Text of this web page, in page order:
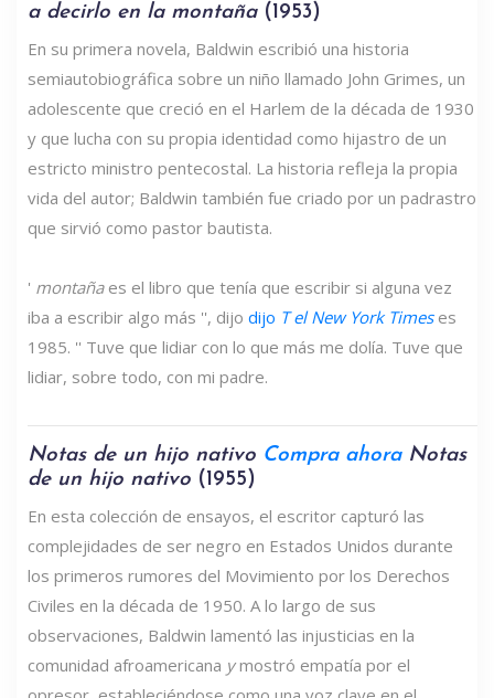
a decirlo en la montaña(1953)
En su primera novela, Baldwin escribió una historia
semiautobiográfica sobre un niño llamado John Grimes, un
adolescente que creció en el Harlem de la década de 1930
y que lucha con su propia identidad como hijastro de un
estricto ministro pentecostal. La historia refleja la propia
vida del autor; Baldwin también fue criado por un padrastro
que sirvió como pastor bautista.
' montañaes el libro que tenía que escribir si alguna vez
iba a escribir algo más '', dijo dijo T el New York Times es
1985. '' Tuve que lidiar con lo que más me dolía. Tuve que
lidiar, sobre todo, con mi padre.
Notas de un hijo nativo Compra ahoraNotas
de un hijo nativo (1955)
En esta colección de ensayos, el escritor capturó las
complejidades de ser negro en Estados Unidos durante
los primeros rumores del Movimiento por los Derechos
Civiles en la década de 1950. A lo largo de sus
observaciones, Baldwin lamentó las injusticias en la
comunidad afroamericana ymostró empatía por el